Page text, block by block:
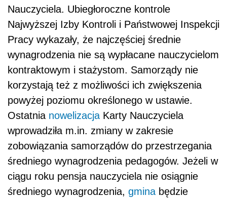
Nauczyciela. Ubiegłoroczne kontrole
Najwyższej Izby Kontroli i Państwowej Inspekcji
Pracy wykazały, że najczęściej średnie
wynagrodzenia nie są wypłacane nauczycielom
kontraktowym i stażystom. Samorządy nie
korzystają też z możliwości ich zwiększenia
powyżej poziomu określonego w ustawie.
Ostatnia nowelizacja Karty Nauczyciela
wprowadziła m.in. zmiany w zakresie
zobowiązania samorządów do przestrzegania
średniego wynagrodzenia pedagogów. Jeżeli w
ciągu roku pensja nauczyciela nie osiągnie
średniego wynagrodzenia, gmina będzie